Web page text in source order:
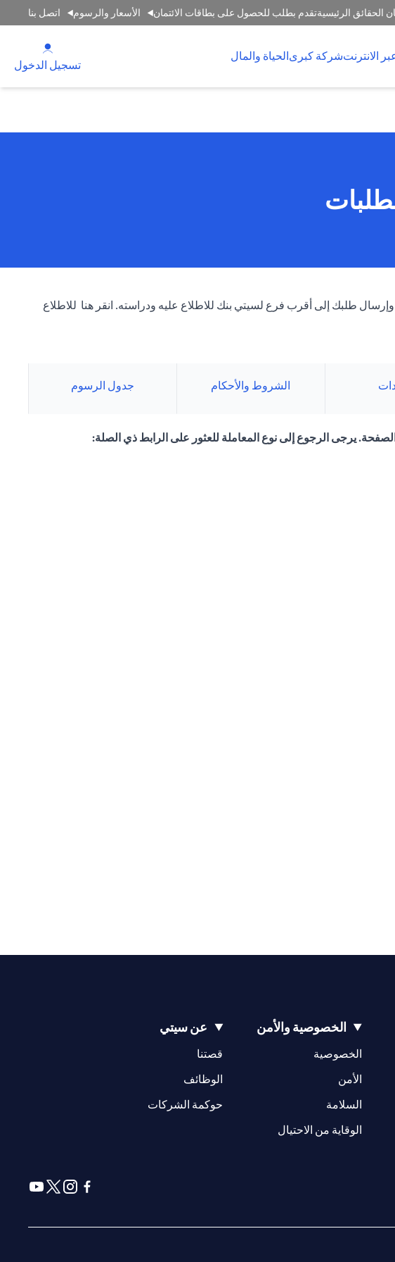
الحقائق الرئيسيةتقدم بطلب للحصول على بطاقات الائتمان الأسعار والرسوم اتصل بنا
الانترنتشركة كبرىالحياة والمال
تسجيل الدخول
طلبك إلى أقرب فرع لسيتي بنك للاطلاع عليه ودراسته. انقر هنا للاطلاع
الشروط والأحكام جدول الرسوم
يرجى الرجوع إلى نوع المعاملة للعثور على الرابط ذي الصلة:
الخصوصية والأمن
الخصوصية
الأمن
السلامة
الوقاية من الاحتيال
عن سيتي
قصتنا
(opens in a new tab)
الوظائف
(opens in a new tab)
حوكمة الشركات
(opens in a new tab)